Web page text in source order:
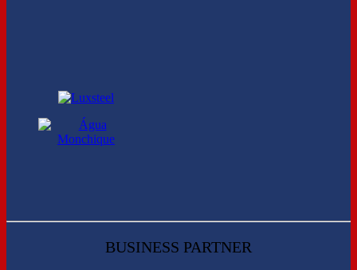
BUSINESS PARTNER